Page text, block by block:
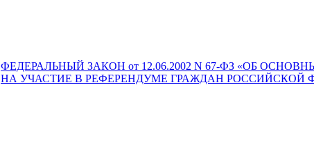
ФЕДЕРАЛЬНЫЙ ЗАКОН от 12.06.2002 N 67-ФЗ «ОБ
НА УЧАСТИЕ В РЕФЕРЕНДУМЕ ГРАЖДАН РОССИЙСКОЙ